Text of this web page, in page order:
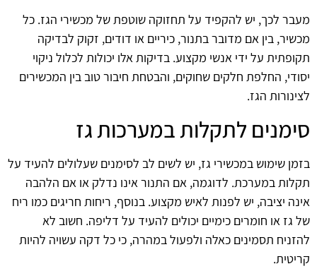
מעבר לכך, יש להקפיד על תחזוקה שוטפת של מכשירי הגז. כל
מכשיר, בין אם מדובר בתנור, כיריים או דודים, זקוק לבדיקה
תקופתית על ידי אנשי מקצוע. בדיקות אלו יכולות לכלול ניקוי
יסודי, החלפת חלקים שחוקים, והבטחת חיבור טוב בין המכשירים
לצינורות הגז.
סימנים לתקלות במערכות גז
בזמן שימוש במכשירי גז, יש לשים לב לסימנים שעלולים להעיד על
תקלות במערכת. לדוגמה, אם התנור אינו נדלק או אם הלהבה
אינה יציבה, יש לפנות לאיש מקצוע. בנוסף, ריחות חריגים כמו ריח
של גז או חומרים כימיים יכולים להעיד על דליפה. חשוב לא
להזניח תסמינים כאלה ולפעול במהרה, כי כל דקה עשויה להיות
קריטית.